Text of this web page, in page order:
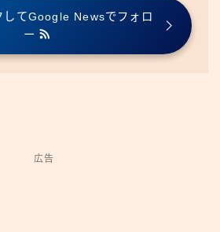
してGoogle Newsでフォロ
ー
広告